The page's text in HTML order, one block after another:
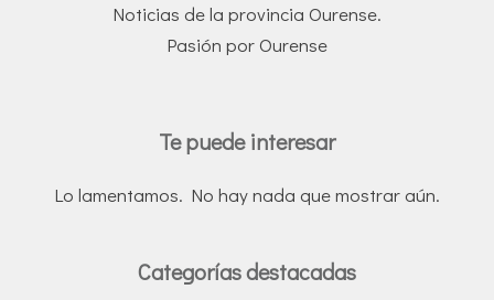
Noticias de la provincia Ourense.
Pasión por Ourense
Te puede interesar
Lo lamentamos. No hay nada que mostrar aún.
Categorías destacadas